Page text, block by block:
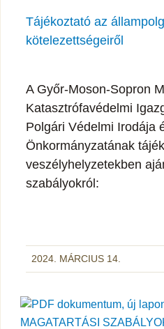
Tájékoztató az
kötelezettségeiről
A Győr-Moson-Sopron
Katasztrófavédelmi
Polgári Védelmi Irodája
Önkormányzatának
veszélyhelyzetekben
szabályokról:
2024. MÁRCIUS 14.
MAGATARTÁSI